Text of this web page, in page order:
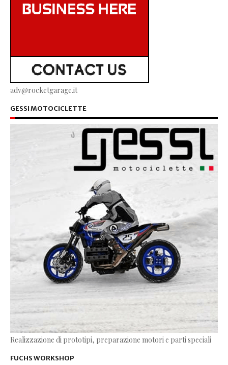
adv@rocketgarage.it
GESSI MOTOCICLETTE
Realizzazione di prototipi, preparazione motori e parti speciali
FUCHS WORKSHOP